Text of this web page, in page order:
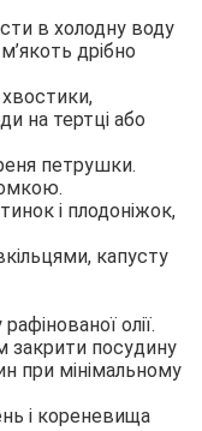
в холодну воду
дрібно
хвостики,
на тертці або
петрушки.
і плодоніжок,
капусту
олії.
закрити посудину
при мінімальному
і кореневища